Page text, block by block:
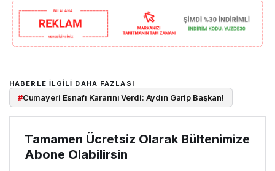
HABERLE ILGILI DAHA FAZLASI
#Cumayeri Esnafı Kararını Verdi: Aydın Garip Başkan!
Tamamen Ücretsiz Olarak Bültenimize
Abone Olabilirsin